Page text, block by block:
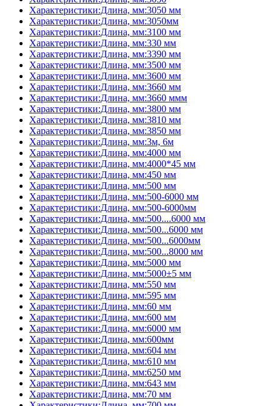
Характеристики:Длина, мм:3050 мм
Характеристики:Длина, мм:3050мм
Характеристики:Длина, мм:3100 мм
Характеристики:Длина, мм:330 мм
Характеристики:Длина, мм:3390 мм
Характеристики:Длина, мм:3500 мм
Характеристики:Длина, мм:3600 мм
Характеристики:Длина, мм:3660 мм
Характеристики:Длина, мм:3660 ммм
Характеристики:Длина, мм:3800 мм
Характеристики:Длина, мм:3810 мм
Характеристики:Длина, мм:3850 мм
Характеристики:Длина, мм:3м, 6м
Характеристики:Длина, мм:4000 мм
Характеристики:Длина, мм:4000*45 мм
Характеристики:Длина, мм:450 мм
Характеристики:Длина, мм:500 мм
Характеристики:Длина, мм:500-6000 мм
Характеристики:Длина, мм:500-6000мм
Характеристики:Длина, мм:500....6000 мм
Характеристики:Длина, мм:500...6000 мм
Характеристики:Длина, мм:500...6000мм
Характеристики:Длина, мм:500...8000 мм
Характеристики:Длина, мм:5000 мм
Характеристики:Длина, мм:5000±5 мм
Характеристики:Длина, мм:550 мм
Характеристики:Длина, мм:595 мм
Характеристики:Длина, мм:60 мм
Характеристики:Длина, мм:600 мм
Характеристики:Длина, мм:6000 мм
Характеристики:Длина, мм:600мм
Характеристики:Длина, мм:604 мм
Характеристики:Длина, мм:610 мм
Характеристики:Длина, мм:6250 мм
Характеристики:Длина, мм:643 мм
Характеристики:Длина, мм:70 мм